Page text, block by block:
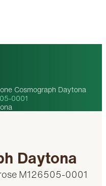
Cosmograph Daytona
0001
Daytona
M126505-0001